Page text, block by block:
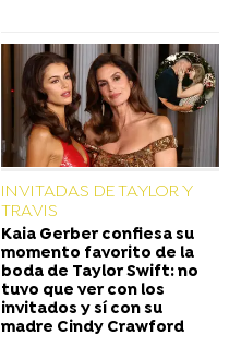
INVITADAS DE TAYLOR Y
TRAVIS
Kaia Gerber confiesa su
momento favorito de la
boda de Taylor Swift: no
tuvo que ver con los
invitados y sí con su
madre Cindy Crawford